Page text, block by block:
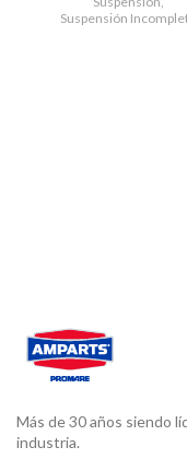
Suspensión
Más de 30 años siendo
industria.